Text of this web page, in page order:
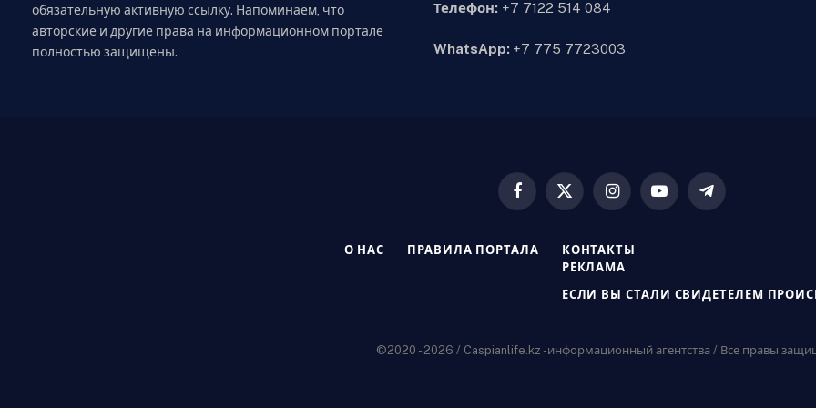
обязательную активную ссылку. Напоминаем, что
авторские и другие права на информационном портале
полностью защищены.
Телефон: +7 7122 514 084
WhatsApp: +7 775 7723003
Facebook
X
InstagramYouTubeTelegram
О НАС ПРАВИЛА ПОРТАЛА
КОНТАКТЫ
РЕКЛАМА
ЕСЛИ ВЫ СТАЛИ СВИДЕТЕЛЕМ
©2020 - 2026 / Caspianlife.kz -информационный агентства / Все правы